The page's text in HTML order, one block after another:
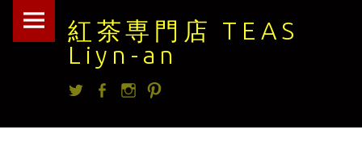
紅茶専門店 TEAS
Liyn-an
紅
Skip
Twitterfacebook
Instagram